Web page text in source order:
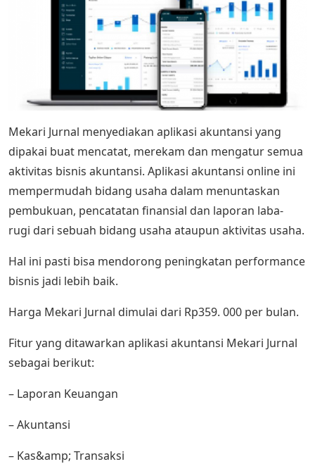
Mekari Jurnal menyediakan aplikasi akuntansi yang
dipakai buat mencatat, merekam dan mengatur semua
aktivitas bisnis akuntansi. Aplikasi akuntansi online ini
mempermudah bidang usaha dalam menuntaskan
pembukuan, pencatatan finansial dan laporan laba-
rugi dari sebuah bidang usaha ataupun aktivitas usaha.
Hal ini pasti bisa mendorong peningkatan performance
bisnis jadi lebih baik.
Harga Mekari Jurnal dimulai dari Rp359. 000 per bulan.
Fitur yang ditawarkan aplikasi akuntansi Mekari Jurnal
sebagai berikut:
– Laporan Keuangan
– Akuntansi
– Kas&amp; Transaksi